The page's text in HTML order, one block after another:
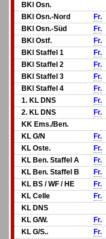
BKl Osn.
BKl Osn.-Nord
Fr.
BKl Osn.-Süd
Fr.
BKl Ostf.
Fr.
BKl Staffel 1
Fr.
BKl Staffel 2
Fr.
BKl Staffel 3
Fr.
BKl Staffel 4
Fr.
1. KL DNS
Fr.
2. KL DNS
Fr.
KK Ems./Ben.
KL G/N
Fr.
KL Oste.
Fr.
KL Ben. Staffel A
Fr.
KL Ben. Staffel B
Fr.
KL BS / WF / HE
Fr.
KL Celle
Fr.
KL DNS
KL G/W.
Fr.
KL G/S..
Fr.